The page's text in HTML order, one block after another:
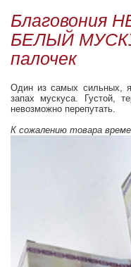
Благовония
БЕЛЫЙ
палочек
Один из самых сильных,
запах мускуса. Густой,
невозможно перепутать.
К сожалению товара